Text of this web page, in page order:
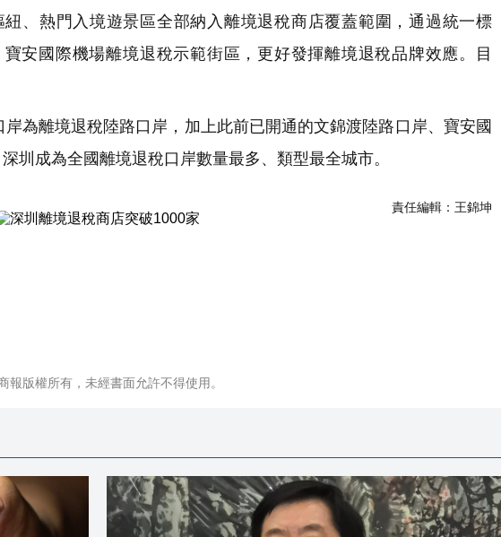
、熱門入境遊景區全部納入離境退稅商店覆蓋範圍，通過統一標
安國際機場離境退稅示範街區，更好發揮離境退稅品牌效應。目
為離境退稅陸路口岸，加上此前已開通的文錦渡陸路口岸、寶安國
圳成為全國離境退稅口岸數量最多、類型最全城市。
責任編輯： 王錦坤
報版權所有，未經書面允許不得使用。